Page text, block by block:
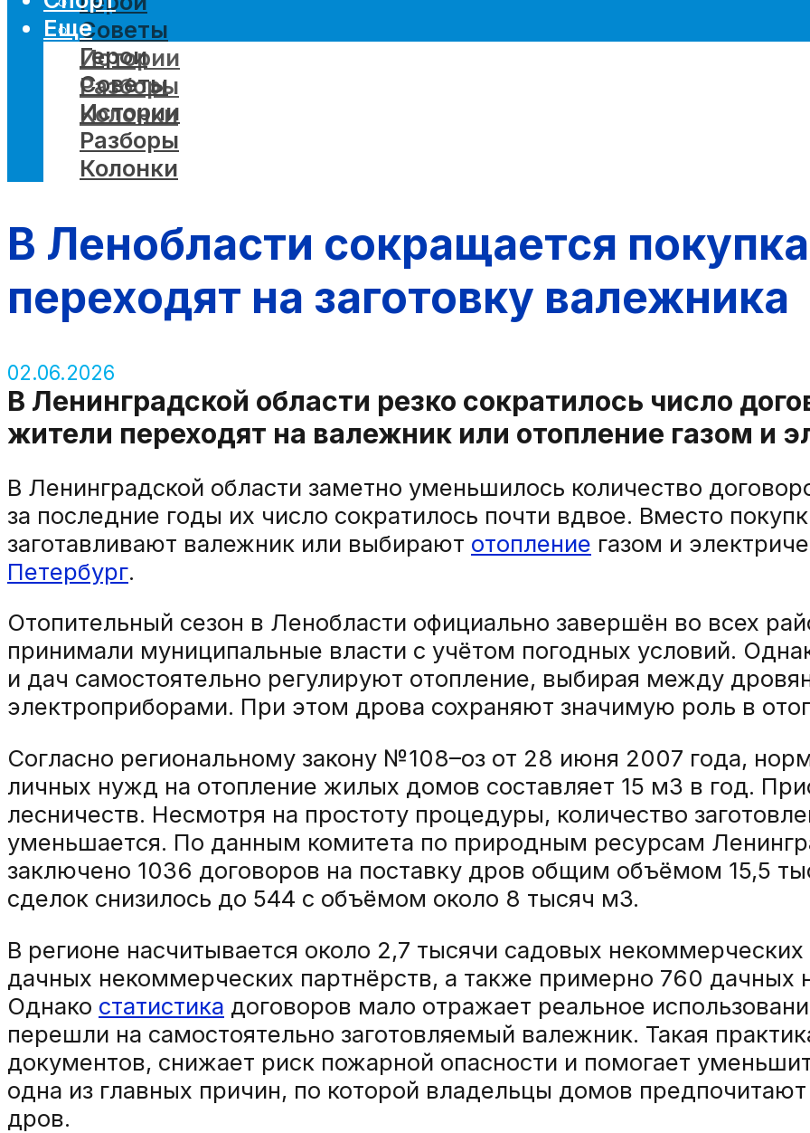
Советы
Истории
Разборы
Колонки
Еще
Герои
Советы
Истории
Разборы
Колонки
В Ленобласти сокращается
переходят на заготовку валежника
02.06.2026
В Ленинградской области резко сократилось число
жители переходят на валежник или отопление газом и
В Ленинградской области заметно уменьшилось количество
за последние годы их число сократилось почти вдвое. Вместо
заготавливают валежник или выбирают отопление газом и
Петербург.
Отопительный сезон в Ленобласти официально завершён во всех
принимали муниципальные власти с учётом погодных условий.
и дач самостоятельно регулируют отопление, выбирая между
электроприборами. При этом дрова сохраняют значимую роль в
Согласно региональному закону №108–оз от 28 июня 2007 года,
личных нужд на отопление жилых домов составляет 15 м3 в год.
лесничеств. Несмотря на простоту процедуры, количество
уменьшается. По данным комитета по природным ресурсам
заключено 1036 договоров на поставку дров общим объёмом 15,5
сделок снизилось до 544 с объёмом около 8 тысяч м3.
В регионе насчитывается около 2,7 тысячи садовых
дачных некоммерческих партнёрств, а также примерно 760 дачных
Однако статистика договоров мало отражает реальное
перешли на самостоятельно заготовляемый валежник. Такая
документов, снижает риск пожарной опасности и помогает
одна из главных причин, по которой владельцы домов
дров.